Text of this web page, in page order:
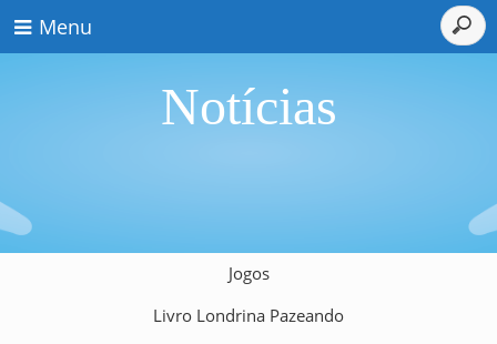
Menu
Notícias
Jogos
Livro Londrina Pazeando